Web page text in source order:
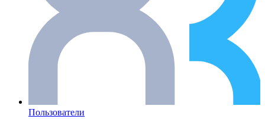
Пользователи